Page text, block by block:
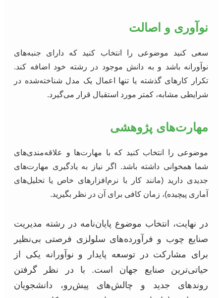
نوآوری و اصالت
سعی کنید موضوعی را انتخاب کنید که دارای جنبه‌های
نوآورانه باشد و به دانش موجود در رشته خود اضافه کند.
تکرار کارهای گذشته یا تنها اعمال یک مدل شناخته‌شده در
شرایطی مشابه، کمتر مورد استقبال قرار می‌گیرد.
مهارت‌های پژوهشی
موضوعی را انتخاب کنید که با مهارت‌ها و علاقه‌مندی‌های
شما همخوانی داشته باشد. اگر نیاز به یادگیری مهارت‌های
جدیدی دارید (مانند کار با نرم‌افزارهای خاص یا تحلیل‌های
آماری پیچیده)، زمان کافی برای آن در نظر بگیرید.
در نهایت، انتخاب موضوع پایان‌نامه در رشته مدیریت
صنایع چوب و فرآورده‌های سلولزی فرصتی بی‌نظیر
برای مشارکت در توسعه پایدار و نوآورانه یکی از
حیاتی‌ترین صنایع جهان است. با در نظر گرفتن
روندهای جدید و چالش‌های پیش‌رو، دانشجویان